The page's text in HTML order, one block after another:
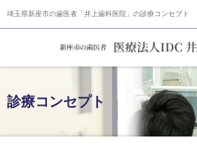
埼玉県新座市の歯医者「井上歯科医院」の診療コンセプト
診療コンセプト